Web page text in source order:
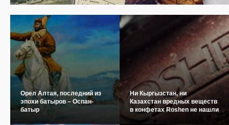
Орел Алтая, последний из
эпохи батыров – Оспан-
батыр
Ни Кыргызстан, ни
Казахстан вредных веществ
в конфетах Roshen не нашли